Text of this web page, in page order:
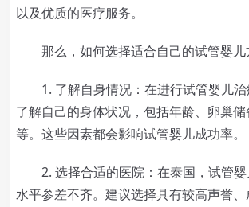
以及优质的医疗服务。
那么，如何选择适合自己的试管婴儿
1. 了解自身情况：在进行试管婴儿治
了解自己的身体状况，包括年龄、卵巢
等。这些因素都会影响试管婴儿成功率。
2. 选择合适的医院：在泰国，试管婴
水平参差不齐。建议选择具有较高声誉